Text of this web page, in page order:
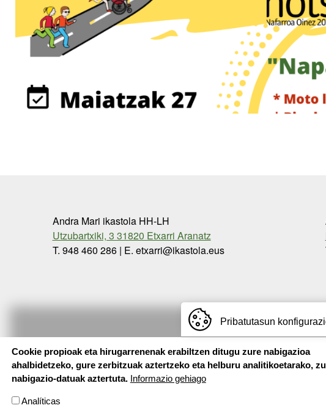
Andra Mari ikastola HH-LH
Utzubartxiki, 3 31820 Etxarri Aranatz
T. 948 460 286 | E. etxarri@ikastola.eus
Pribatutasun
Cookie propioak eta hirugarrenenak erabiltzen ditugu zure nabigazioa
ahalbidetzeko, gure zerbitzuak aztertzeko eta helburu analitikoetarako,
nabigazio-datuak aztertuta. Informazio gehiago
Analíticas